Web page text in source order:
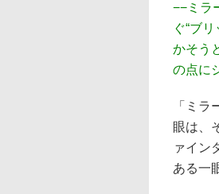
−−ミラ
ぐ“ブ
かそう
の点に
「ミ
眼は、
ァイン
ある一